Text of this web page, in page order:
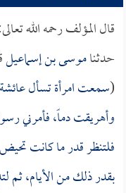
قال المؤلف رحمه الله
حدثناموسى بن إسماعيل
(سمعت امرأة تسألعائشة
وأهريقت دماً، فأمرني
فلتنظر قدر ما كانت
بقدر ذلك من الأيام، ثم